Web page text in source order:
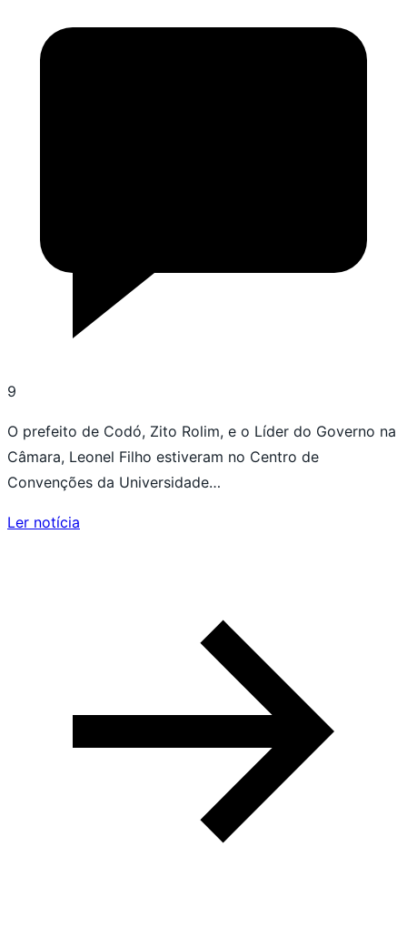
9
O prefeito de Codó, Zito Rolim, e o Líder do Governo na
Câmara, Leonel Filho estiveram no Centro de
Convenções da Universidade…
Ler notícia